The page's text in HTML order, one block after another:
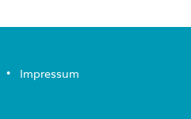
­ • ­ Impressum